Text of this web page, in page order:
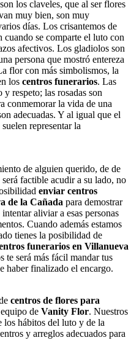
los claveles, que al ser flores
muy bien, son muy
días. Los crisantemos de
se comparte el luto con
afectivos. Los gladiolos son
persona que mostró entereza
flor con más simbolismos, la
los centros funerarios. Las
respeto; las rosadas son
conmemorar la vida de una
adecuadas. Y al igual que el
representar la
de alguien querido, de de
factible acudir a su lado, no
enviar centros
de la Cañada para demostrar
aliviar a esas personas
Cuando además estamos
tienes la posibilidad de
funerarios en Villanueva
te será más fácil mandar tus
haber finalizado el encargo.
centros de flores para
de Vanity Flor. Nuestros
los hábitos del luto y de la
y arreglos adecuados para